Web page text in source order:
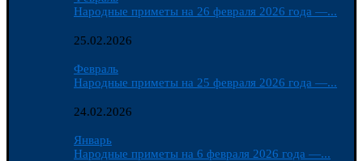
Народные приметы на 26 февраля 2026 года —...
25.02.2026
Февраль
Народные приметы на 25 февраля 2026 года —...
24.02.2026
Январь
Народные приметы на 6 февраля 2026 года —...